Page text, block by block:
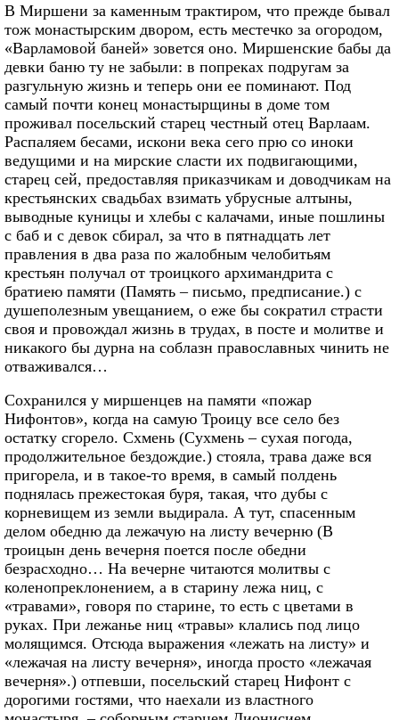
В Миршени за каменным трактиром, что прежде бывал
тож монастырским двором, есть местечко за огородом,
«Варламовой баней» зовется оно. Миршенские бабы да
девки баню ту не забыли: в попреках подругам за
разгульную жизнь и теперь они ее поминают. Под
самый почти конец монастырщины в доме том
проживал посельский старец честный отец Варлаам.
Распаляем бесами, искони века сего прю со иноки
ведущими и на мирские сласти их подвигающими,
старец сей, предоставляя приказчикам и доводчикам на
крестьянских свадьбах взимать убрусные алтыны,
выводные куницы и хлебы с калачами, иные пошлины
с баб и с девок сбирал, за что в пятнадцать лет
правления в два раза по жалобным челобитьям
крестьян получал от троицкого архимандрита с
братиею памяти (Память – письмо, предписание.) с
душеполезным увещанием, о еже бы сократил страсти
своя и провождал жизнь в трудах, в посте и молитве и
никакого бы дурна на соблазн православных чинить не
отваживался…
Сохранился у миршенцев на памяти «пожар
Нифонтов», когда на самую Троицу все село без
остатку сгорело. Схмень (Сухмень – сухая погода,
продолжительное бездождие.) стояла, трава даже вся
пригорела, и в такое-то время, в самый полдень
поднялась прежестокая буря, такая, что дубы с
корневищем из земли выдирала. А тут, спасенным
делом обедню да лежачую на листу вечерню (В
троицын день вечерня поется после обедни
безрасходно… На вечерне читаются молитвы с
коленопреклонением, а в старину лежа ниц, с
«травами», говоря по старине, то есть с цветами в
руках. При лежанье ниц «травы» клались под лицо
молящимся. Отсюда выражения «лежать на листу» и
«лежачая на листу вечерня», иногда просто «лежачая
вечерня».) отпевши, посельский старец Нифонт с
дорогими гостями, что наехали из властного